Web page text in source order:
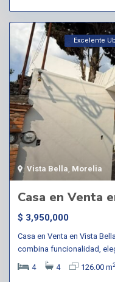
Vista Bella Morelia
Excelente
Casa en Venta
$ 3,950,000
Casa en Venta en Vista
combina funcionalidad,
4
4 126.00 m2